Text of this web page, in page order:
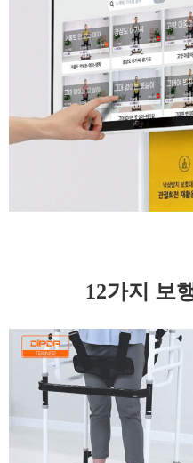
12가지 보